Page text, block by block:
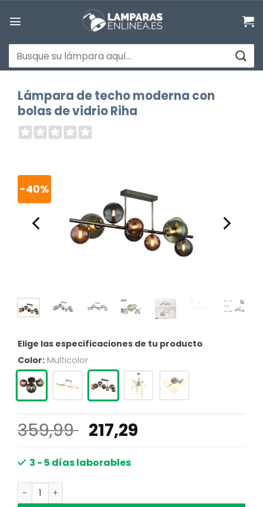
Buscar
por:
Lámpara de techo moderna con
bolas de vidrio Riha
-40%
Elige las especificaciones de tu producto
Color: Multicolor
359,99 El
precio
original
217,29
3 - 5 días laborables
Lámpara de techo moderna con bolas de vidrio Riha